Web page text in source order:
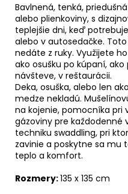
Bavlnená, tenká,
alebo plienkoviny, s
teplejšie dni, keď
alebo v autosedačke.
nedáte z ruky. Využijete
ako osušku po kúpaní,
návšteve, v reštaurácii.
Deka, osuška, alebo len
medze nekladú.
na kojenie, pomocníka pri
gázoviny pre každodenné
techniku swaddling, pri
zavinie a poskytne sa mu
teplo a komfort.
Rozmery:135 x 135 cm